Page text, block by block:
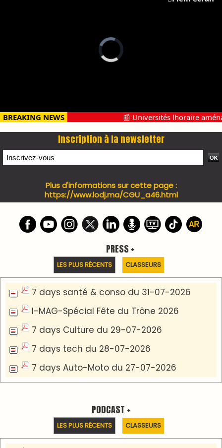
LES PLUS RÉCENTS
7 days Auto-Moto du 27-07-2026
PODCAST +
LES PLUS RÉCENTS CLASSEURS
Podcast I-Week-N°137 du 26-07-2026
Podcast Eco-Business du 20-07-2026
Podcast IA-MAG-07 du 22-07-2026
Podcast I-Week N°136-19-07-2026
Podcast I-débats N31 du 18-07-2026
Communiqué de presse
Marrakech : le Musée Yves Saint Laurent fait du
mois d'août un rendez-vous incontournable